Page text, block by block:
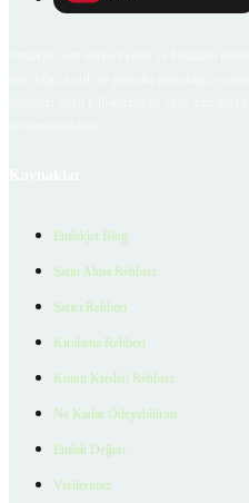
Emlakjet Blog
Satın Alma Rehberi
Satıcı Rehberi
Kiralama Rehberi
Konut Kredisi Rehberi
Ne Kadar Ödeyebilirim
Emlak Değeri
Verilerimiz